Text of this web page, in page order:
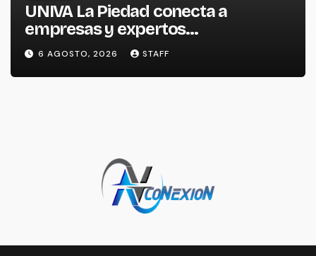
UNIVA La Piedad conecta a
empresas y expertos
internacionales para impulsar la
productividad empresarial
6 AGOSTO, 2026 STAFF